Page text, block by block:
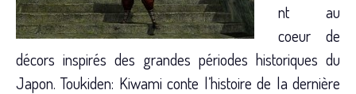
nt au
coeur de
décors inspirés des grandes périodes historiques du
Japon. Toukiden: Kiwami conte l’histoire de la dernière